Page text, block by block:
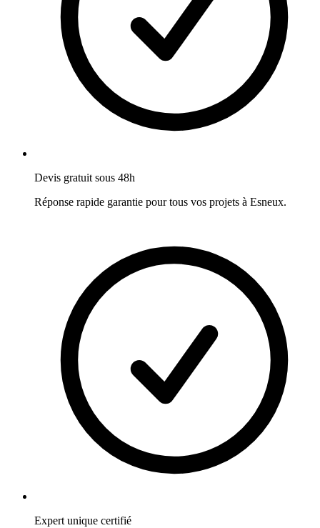
Devis gratuit sous 48h
Réponse rapide garantie pour tous vos projets à Esneux.
Expert unique certifié